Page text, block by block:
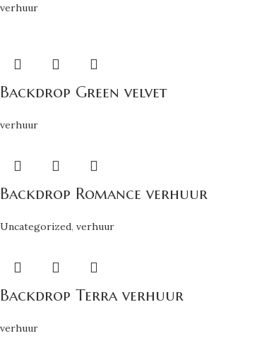
verhuur
Backdrop Green velvet
verhuur
Backdrop Romance verhuur
Uncategorized, verhuur
Backdrop Terra verhuur
verhuur